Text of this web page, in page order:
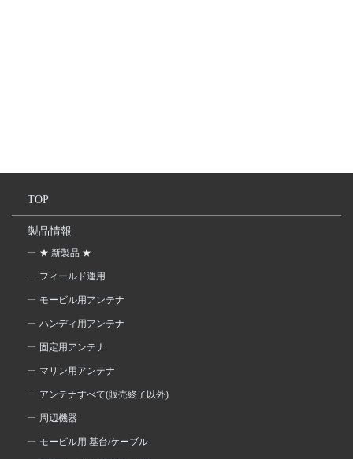
TOP
製品情報
★ 新製品 ★
フィールド運用
モービル用アンテナ
ハンディ用アンテナ
固定用アンテナ
マリン用アンテナ
アンテナすべて(販売終了以外)
周辺機器
モービル用 基台/ケーブル